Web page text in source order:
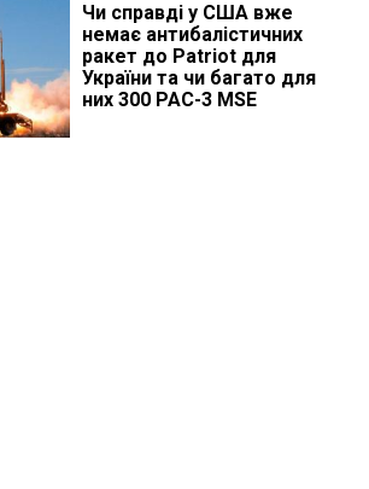
Чи справді у США вже
немає антибалістичних
ракет до Patriot для
України та чи багато для
них 300 PAC-3 MSE